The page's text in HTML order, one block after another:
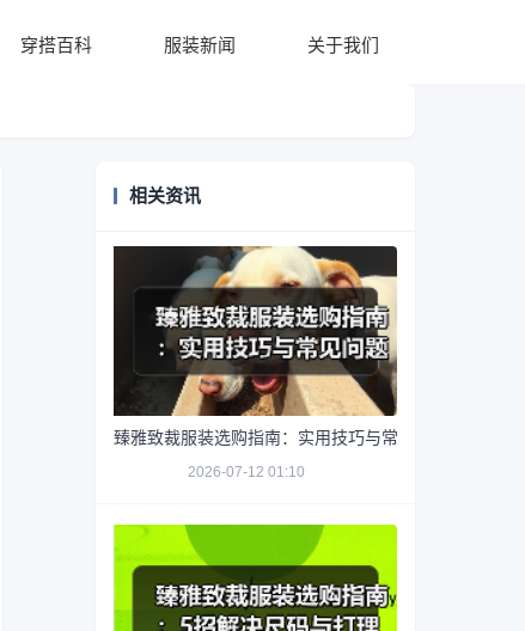
穿搭百科 服装新闻 关于我们
相关资讯
臻雅致裁服装选购指南：实用技巧与常见问题解析
2026-07-12 01:10